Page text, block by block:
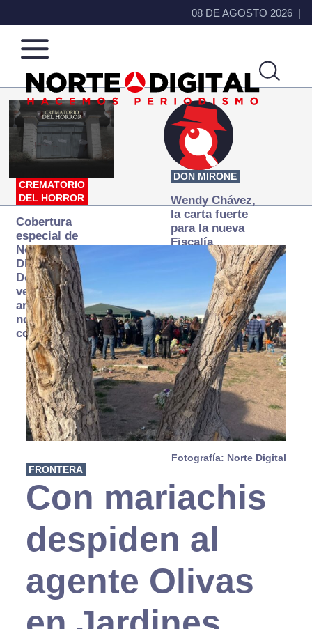
08 DE AGOSTO 2026
Norte
de
Ciudad
Más
que
noticias,
hacemos periodismo
CREMATORIO
DEL HORROR
Cobertura
especial de
Norte
Digital:
Donde la
verdad
arde… pero
no se
consume
DON MIRONE
Wendy Chávez,
la carta fuerte
para la nueva
Fiscalía
autónoma
Fotografía: Norte Digital
FRONTERA
Con mariachis
despiden al
agente Olivas